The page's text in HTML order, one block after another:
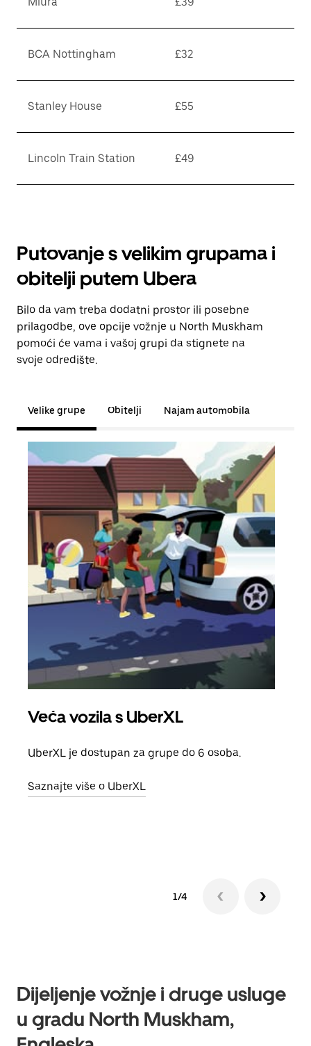
BCA Nottingham £32
Stanley House £55
Lincoln Train Station £49
Putovanje s velikim grupama i
obitelji putem Ubera
Bilo da vam treba dodatni prostor ili posebne
prilagodbe, ove opcije vožnje u North Muskham
pomoći će vama i vašoj grupi da stignete na
svoje odredište.
Velike grupe Obitelji Najam automobila
Veća vozila s UberXL
UberXL je dostupan za grupe do 6 osoba.
Saznajte više o UberXL
1/4
Dijeljenje vožnje i druge usluge
u gradu North Muskham,